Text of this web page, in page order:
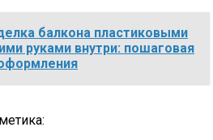
балкона пластиковыми
руками внутри: пошаговая